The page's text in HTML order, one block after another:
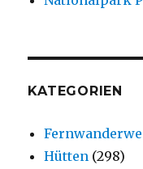
KATEGORIEN
Hütten (298)